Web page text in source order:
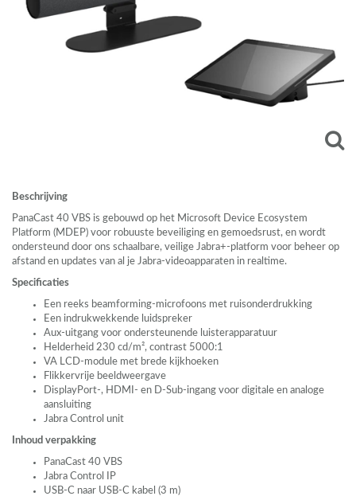
Beschrijving
PanaCast 40 VBS is gebouwd op het Microsoft Device Ecosystem
Platform (MDEP) voor robuuste beveiliging en gemoedsrust, en wordt
ondersteund door ons schaalbare, veilige Jabra+-platform voor beheer op
afstand en updates van al je Jabra-videoapparaten in realtime.
Specificaties
Een reeks beamforming-microfoons met ruisonderdrukking
Een indrukwekkende luidspreker
Aux-uitgang voor ondersteunende luisterapparatuur
Helderheid 230 cd/m², contrast 5000:1
VA LCD-module met brede kijkhoeken
Flikkervrije beeldweergave
DisplayPort-, HDMI - en D-Sub-ingang voor digitale en analoge
aansluiting
Jabra Control unit
Inhoud verpakking
PanaCast 40 VBS
Jabra Control IP
USB-C naar USB-C kabel (3 m)